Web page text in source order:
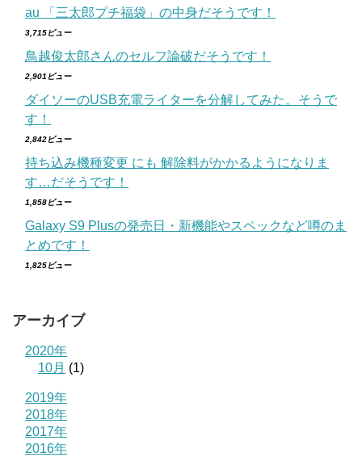
au 「三太郎プチ福袋」の中身だそうです！
3,715ビュー
鳥越俊太郎さんのセルフ論破だそうです！
2,901ビュー
ダイソーのUSB充電ライターを分解してみた。そうで
す！
2,842ビュー
持ち込み機種変更 にも 解除料がかかるようになりま
す…だそうです！
1,858ビュー
Galaxy S9 Plusの発売日・新機能やスペックなど噂のま
とめです！
1,825ビュー
アーカイブ
2020年
10月 (1)
2019年
2018年
2017年
2016年